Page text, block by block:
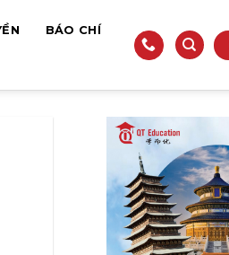
BÁO CHÍ